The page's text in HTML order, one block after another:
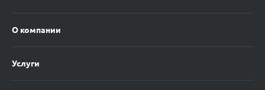
О компании
Услуги